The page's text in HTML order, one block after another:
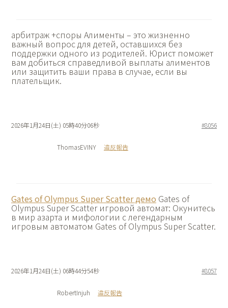
арбитраж +споры Алименты – это жизненно
важный вопрос для детей, оставшихся без
поддержки одного из родителей. Юрист поможет
вам добиться справедливой выплаты алиментов
или защитить ваши права в случае, если вы
плательщик.
2026年1月24日(土) 05時40分06秒 #8056
ThomasEVINY 違反報告
Gates of Olympus Super Scatter демо Gates of
Olympus Super Scatter игровой автомат: Окунитесь
в мир азарта и мифологии с легендарным
игровым автоматом Gates of Olympus Super Scatter.
2026年1月24日(土) 06時44分54秒 #8057
RobertInjuh 違反報告